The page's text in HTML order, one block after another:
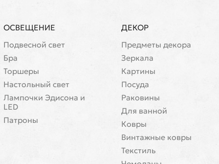
ОСВЕЩЕНИЕ
Подвесной свет
Бра
Торшеры
Настольный свет
Лампочки Эдисона и
LED
Патроны
ДЕКОР
Предметы декора
Зеркала
Картины
Посуда
Раковины
Для ванной
Ковры
Винтажные ковры
Текстиль